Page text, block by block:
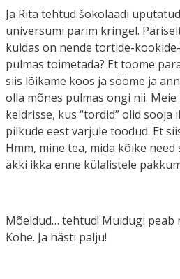
Ja Rita tehtud šokolaadi
universumi parim kringel.
kuidas on nende tortide-
pulmas toimetada? Et toome
siis lõikame koos ja sööme ja
olla mõnes pulmas ongi nii.
keldrisse, kus “tordid” olid sooja
pilkude eest varjule toodud. Et
Hmm, mine tea, mida kõike
äkki ikka enne külalistele
Mõeldud… tehtud! Muidugi peab
Kohe. Ja hästi palju!